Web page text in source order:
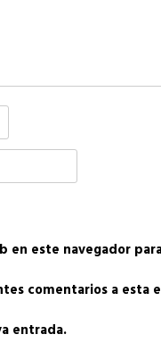
en este navegador
comentarios a esta
entrada.